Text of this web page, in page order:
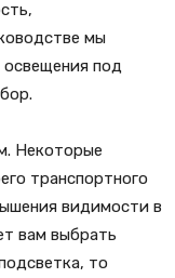
мы
под
Некоторые
транспортного
видимости в
вам выбрать
то